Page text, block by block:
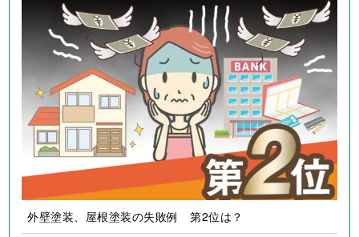
外壁塗装、屋根塗装の失敗例 第2位は？